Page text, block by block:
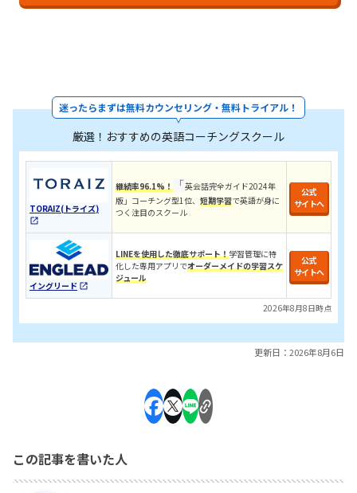
迷ったらまずは無料カウンセリング・無料トライアル！
厳選！おすすめの英語コーチングスクール
TORAIZ(トライズ)
継続率96.1%！ 「英会話完全ガイド2024年
版」コーチング型1位、 短期学習で英語が身に
つく注目のスクール
公式
サイトへ
イングリード
LINEを使用した徹底サポート！学習管理に特
化した専用アプリでオーダーメイドの学習スケ
ジュール
公式
サイトへ
2026年8月8日時点
更新日：2026年8月6日
この記事を書いた人